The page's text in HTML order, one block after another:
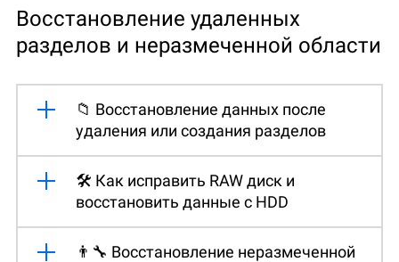
Восстановление удаленных
разделов и неразмеченной области
📁 Восстановление данных после
удаления или создания разделов
🛠️ Как исправить RAW диск и
восстановить данные с HDD
👨‍🔧 Восстановление неразмеченной